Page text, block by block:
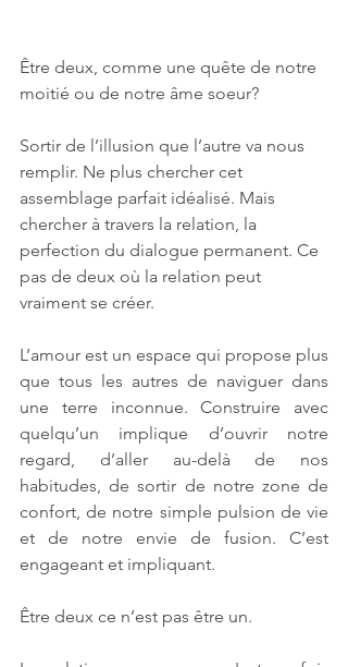
Être deux, comme une quête de notre
moitié ou de notre âme soeur?
Sortir de l’illusion que l’autre va nous
remplir. Ne plus chercher cet
assemblage parfait idéalisé. Mais
chercher à travers la relation, la
perfection du dialogue permanent. Ce
pas de deux où la relation peut
vraiment se créer.
L’amour est un espace qui propose plus
que tous les autres de naviguer dans
une terre inconnue. Construire avec
quelqu’un implique d’ouvrir notre
regard, d’aller au-delà de nos
habitudes, de sortir de notre zone de
confort, de notre simple pulsion de vie
et de notre envie de fusion. C’est
engageant et impliquant.
Être deux ce n’est pas être un.